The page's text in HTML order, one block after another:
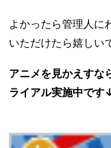
よかったら管理人に
いただけたら嬉しい
アニメを見かえすな
ライアル実施中です